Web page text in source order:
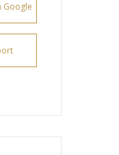
Google